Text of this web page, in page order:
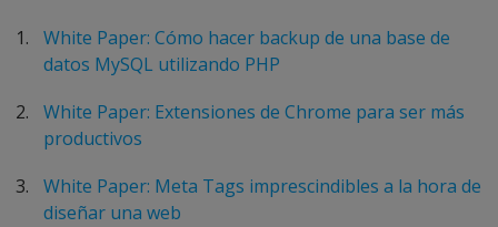
White Paper: Cómo hacer backup de una base de
datos MySQL utilizando PHP
White Paper: Extensiones de Chrome para ser más
productivos
White Paper: Meta Tags imprescindibles a la hora de
diseñar una web